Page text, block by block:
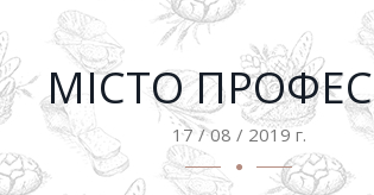
МІСТО
17 / 08 / 2019 г.